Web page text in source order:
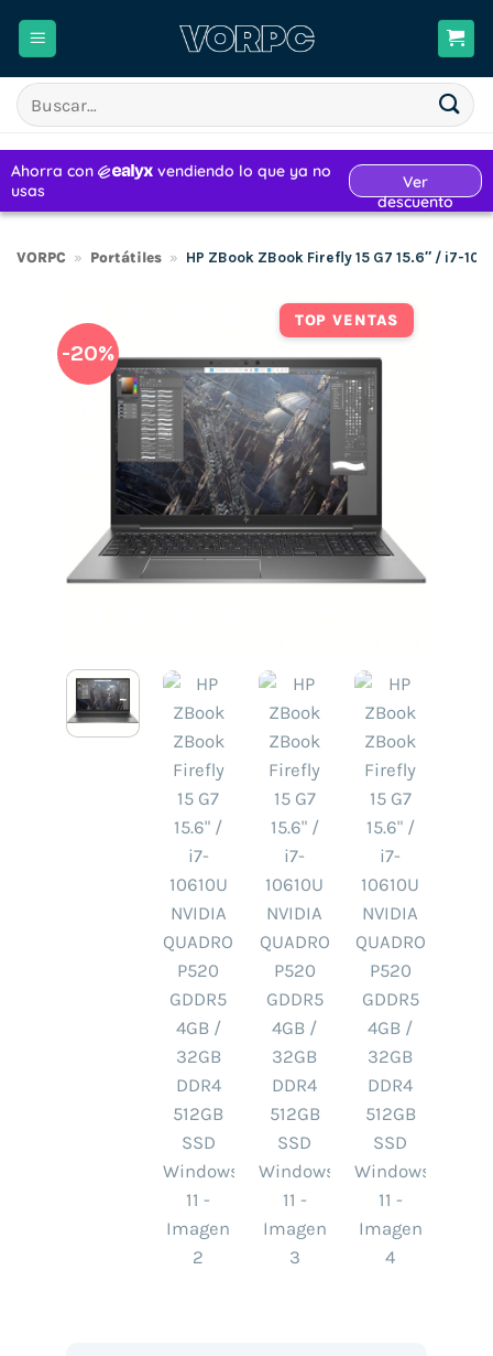
Buscar
por:
VORPC » Portátiles » HP ZBook ZBook Firefly 15 G7 15.6″ / i7-
TOP VENTAS
-20%